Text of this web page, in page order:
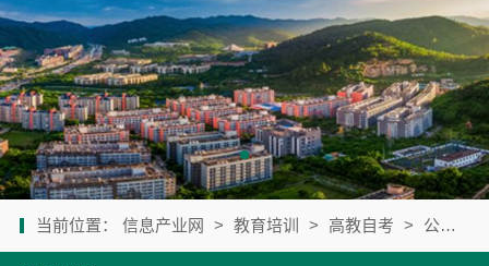
当前位置： 信息产业网 > 教育培训 > 高教自考 > 公司产品